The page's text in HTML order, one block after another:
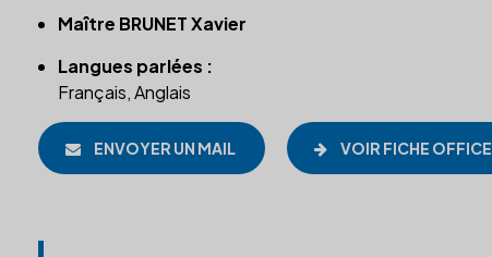
Maître BRUNET Xavier
Langues parlées :
Français, Anglais
ENVOYER UN MAIL VOIR FICHE OFFICE